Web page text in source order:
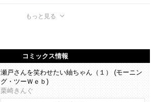
もっと見る
コミックス情報
瀬戸さんを笑わせたい紬ちゃん（１） (モーニン
グ・ツーＷｅｂ)
栗崎きんぐ